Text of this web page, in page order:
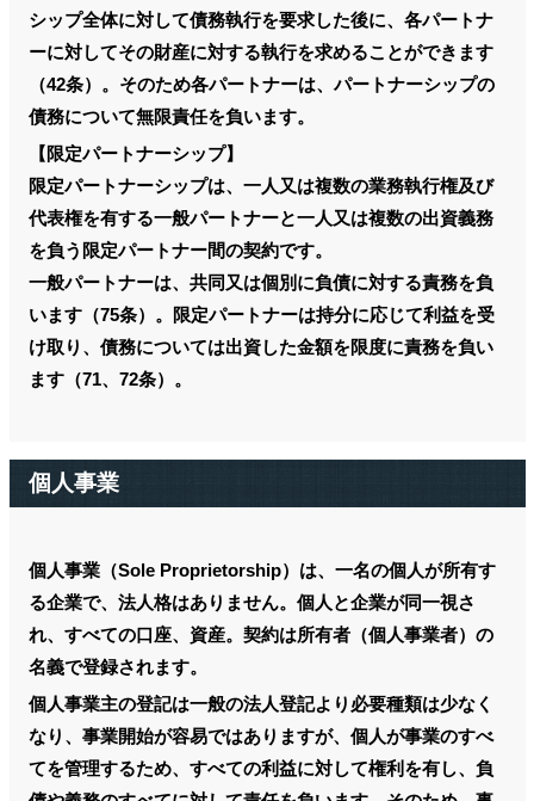
シップ全体に対して債務執行を要求した後に、各パートナ
ーに対してその財産に対する執行を求めることができます
（42条）。そのため各パートナーは、パートナーシップの
債務について無限責任を負います。
【限定パートナーシップ】
限定パートナーシップは、一人又は複数の業務執行権及び
代表権を有する一般パートナーと一人又は複数の出資義務
を負う限定パートナー間の契約です。
一般パートナーは、共同又は個別に負債に対する責務を負
います（75条）。限定パートナーは持分に応じて利益を受
け取り、債務については出資した金額を限度に責務を負い
ます（71、72条）。
個人事業
個人事業（Sole Proprietorship）は、一名の個人が所有す
る企業で、法人格はありません。個人と企業が同一視さ
れ、すべての口座、資産。契約は所有者（個人事業者）の
名義で登録されます。
個人事業主の登記は一般の法人登記より必要種類は少なく
なり、事業開始が容易ではありますが、個人が事業のすべ
てを管理するため、すべての利益に対して権利を有し、負